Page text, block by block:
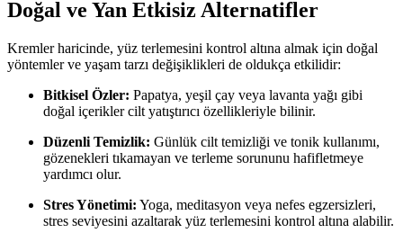
Doğal ve Yan Etkisiz Alternatifler
Kremler haricinde, yüz terlemesini kontrol altına almak için doğal
yöntemler ve yaşam tarzı değişiklikleri de oldukça etkilidir:
Bitkisel Özler: Papatya, yeşil çay veya lavanta yağı gibi
doğal içerikler cilt yatıştırıcı özellikleriyle bilinir.
Düzenli Temizlik: Günlük cilt temizliği ve tonik kullanımı,
gözenekleri tıkamayan ve terleme sorununu hafifletmeye
yardımcı olur.
Stres Yönetimi: Yoga, meditasyon veya nefes egzersizleri,
stres seviyesini azaltarak yüz terlemesini kontrol altına alabilir.